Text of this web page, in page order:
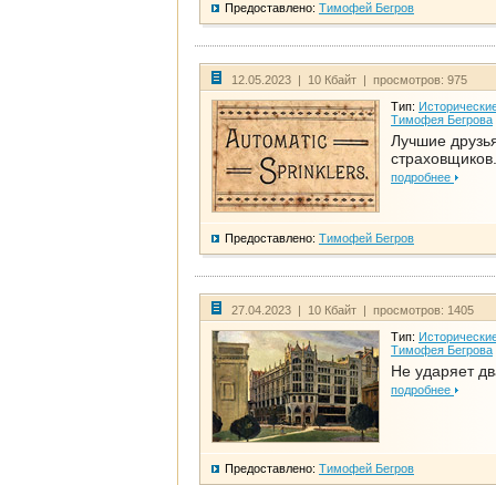
Предоставлено: Тимофей Бегров
12.05.2023 | 10 Кбайт | просмотров: 975
Тип:
Тимофея Бегрова
Лучшие
подробнее
Предоставлено: Тимофей Бегров
27.04.2023 | 10 Кбайт | просмотров: 1405
Тип:
Тимофея Бегрова
Не ударяет
подробнее
Предоставлено: Тимофей Бегров